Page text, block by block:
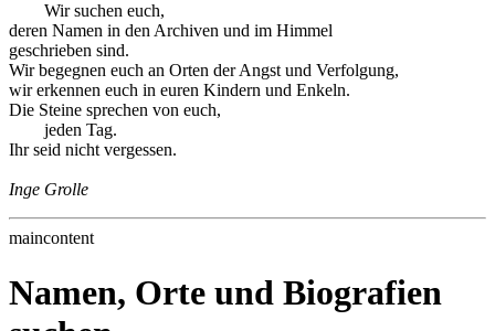
Wir suchen euch,
deren Namen in den Archiven und im Himmel
geschrieben sind.
Wir begegnen euch an Orten der Angst und Verfolgung,
wir erkennen euch in euren Kindern und Enkeln.
Die Steine sprechen von euch,
jeden Tag.
Ihr seid nicht vergessen.
Inge Grolle
maincontent
Namen, Orte und Biografien